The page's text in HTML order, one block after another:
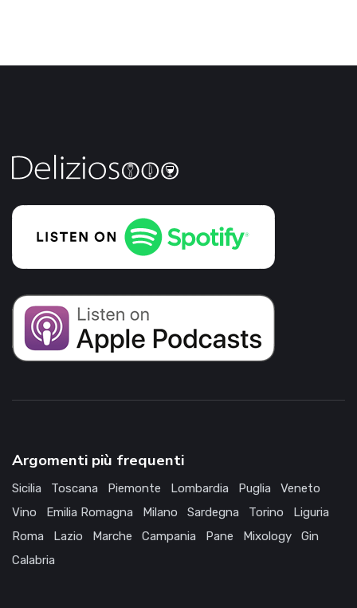
Argomenti più frequenti
Sicilia Toscana Piemonte Lombardia Puglia
Veneto
Vino
Emilia Romagna Milano Sardegna Torino
Liguria
Roma
Lazio Marche Campania Pane Mixology
Gin
Calabria